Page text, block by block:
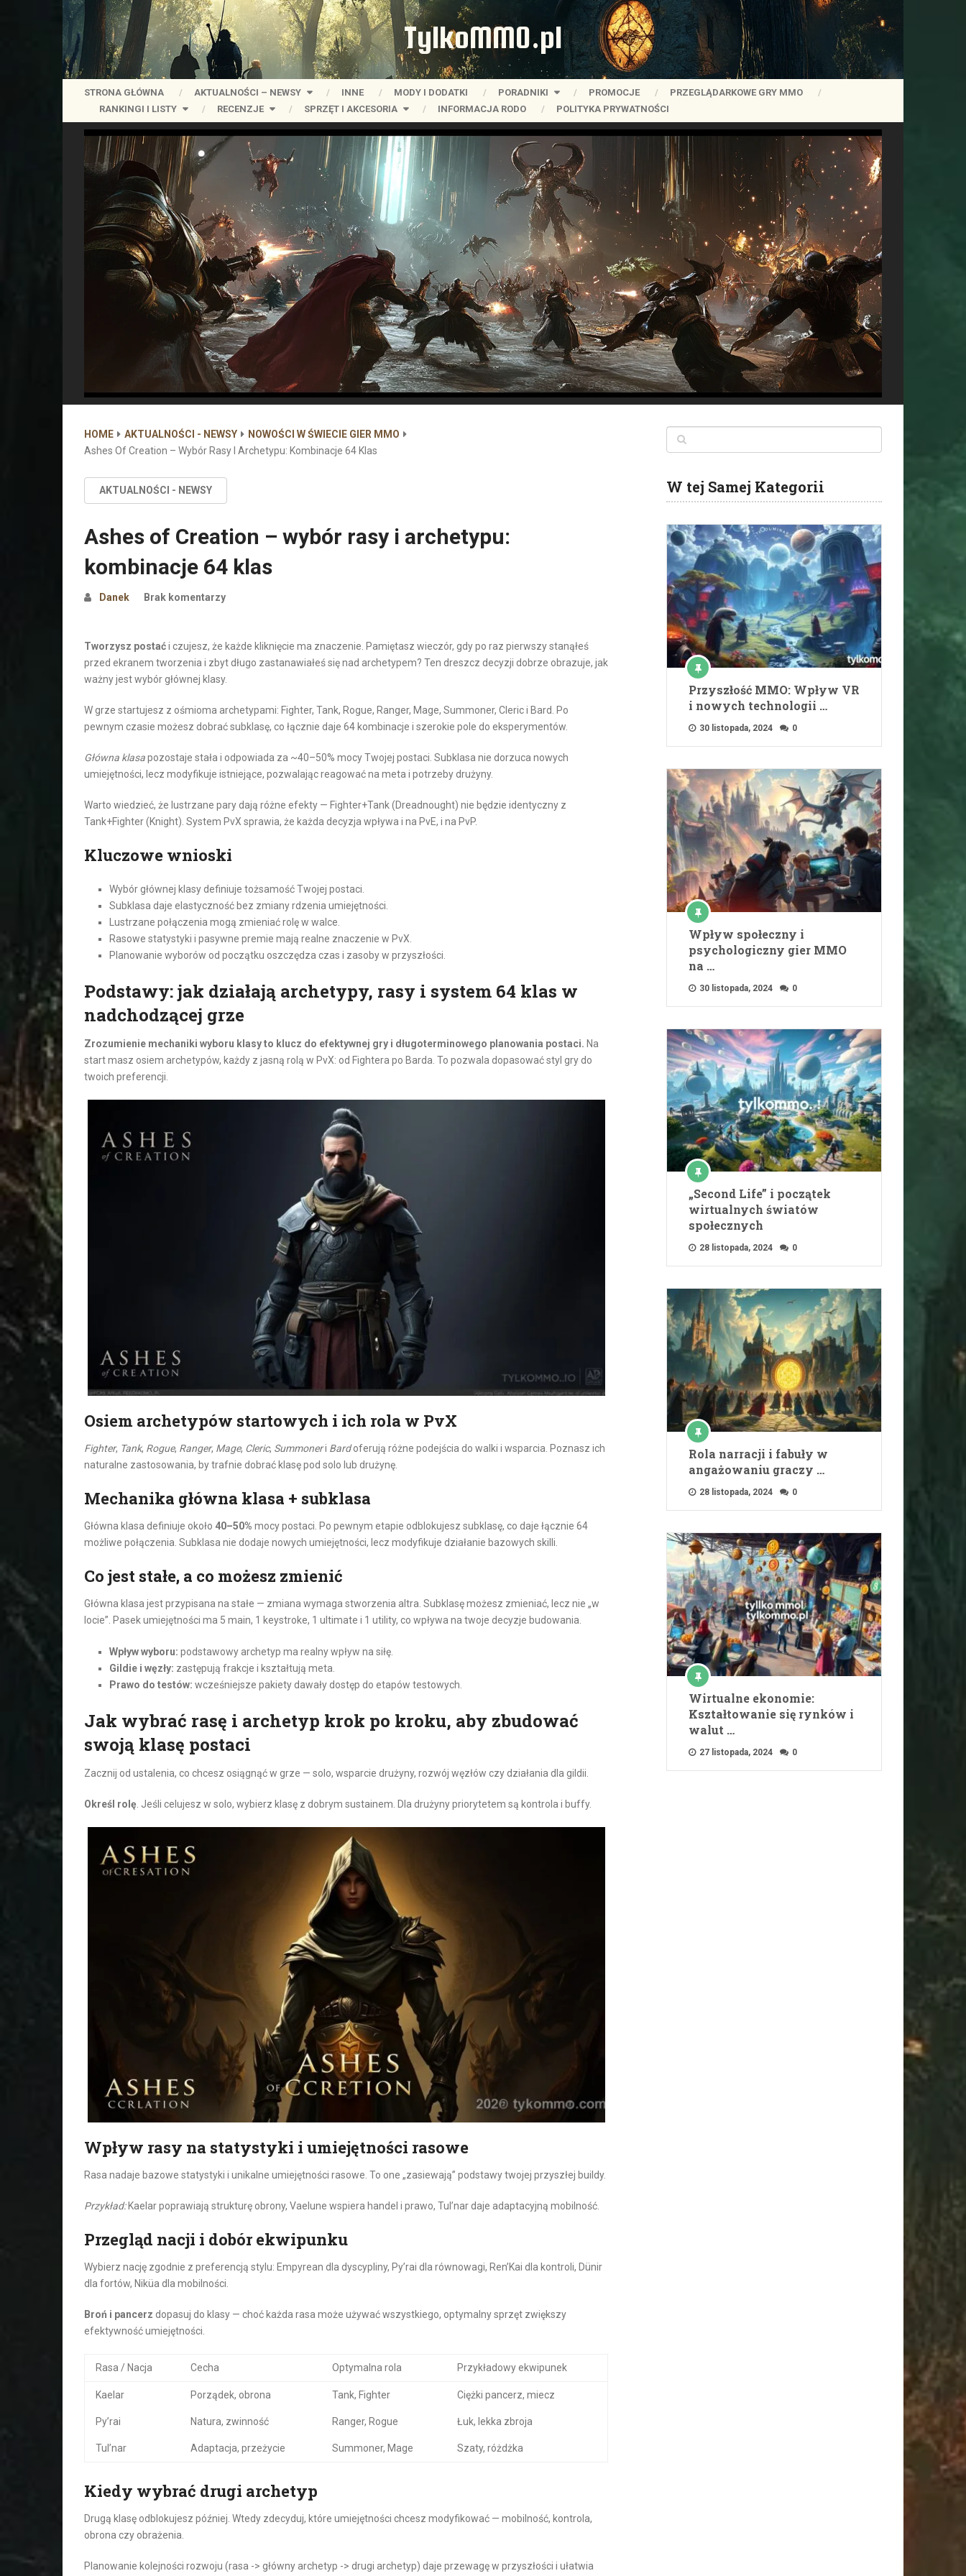
TylkoMMO.pl
STRONA GŁÓWNA AKTUALNOŚCI – NEWSY INNE MODY I DODATKI PORADNIKI PROMOCJE
PRZEGLĄDARKOWE GRY MMO
RANKINGI I LISTY
RECENZJE SPRZĘT I AKCESORIA INFORMACJA RODO POLITYKA PRYWATNOŚCI
HOME AKTUALNOŚCI - NEWSY
NOWOŚCI W ŚWIECIE GIER MMO
Ashes Of Creation – Wybór Rasy I Archetypu: Kombinacje 64 Klas
AKTUALNOŚCI - NEWSY
Ashes of Creation – wybór rasy i archetypu:
kombinacje 64 klas
Danek Brak komentarzy
Tworzysz postaći czujesz, że każde kliknięcie ma znaczenie. Pamiętasz wieczór, gdy po raz pierwszy stanąłeś
przed ekranem tworzenia i zbyt długo zastanawiałeś się nad archetypem? Ten dreszcz decyzji dobrze obrazuje, jak
ważny jest wybór głównej klasy.
W grze startujesz z ośmioma archetypami: Fighter, Tank, Rogue, Ranger, Mage, Summoner, Cleric i Bard. Po
pewnym czasie możesz dobrać subklasę, co łącznie daje 64 kombinacje i szerokie pole do eksperymentów.
Główna klasapozostaje stała i odpowiada za ~40–50% mocy Twojej postaci. Subklasa nie dorzuca nowych
umiejętności, lecz modyfikuje istniejące, pozwalając reagować na meta i potrzeby drużyny.
Warto wiedzieć, że lustrzane pary dają różne efekty — Fighter+Tank (Dreadnought) nie będzie identyczny z
Tank+Fighter (Knight). System PvX sprawia, że każda decyzja wpływa i na PvE, i na PvP.
Kluczowe wnioski
Wybór głównej klasy definiuje tożsamość Twojej postaci.
Subklasa daje elastyczność bez zmiany rdzenia umiejętności.
Lustrzane połączenia mogą zmieniać rolę w walce.
Rasowe statystyki i pasywne premie mają realne znaczenie w PvX.
Planowanie wyborów od początku oszczędza czas i zasoby w przyszłości.
Podstawy: jak działają archetypy, rasy i system 64 klas w
nadchodzącej grze
Zrozumienie mechaniki wyboru klasy to klucz do efektywnej gry i długoterminowego planowania postaci. Na
start masz osiem archetypów, każdy z jasną rolą w PvX: od Fightera po Barda. To pozwala dopasować styl gry do
twoich preferencji.
Osiem archetypów startowych i ich rola w PvX
Fighter, Tank, Rogue, Ranger, Mage, Cleric, Summoneri Bardoferują różne podejścia do walki i wsparcia. Poznasz ich
naturalne zastosowania, by trafnie dobrać klasę pod solo lub drużynę.
Mechanika główna klasa + subklasa
Główna klasa definiuje około 40–50% mocy postaci. Po pewnym etapie odblokujesz subklasę, co daje łącznie 64
możliwe połączenia. Subklasa nie dodaje nowych umiejętności, lecz modyfikuje działanie bazowych skilli.
Co jest stałe, a co możesz zmienić
Główna klasa jest przypisana na stałe — zmiana wymaga stworzenia altra. Subklasę możesz zmieniać, lecz nie „w
locie”. Pasek umiejętności ma 5 main, 1 keystroke, 1 ultimate i 1 utility, co wpływa na twoje decyzje budowania.
Wpływ wyboru: podstawowy archetyp ma realny wpływ na siłę.
Gildie i węzły: zastępują frakcje i kształtują meta.
Prawo do testów: wcześniejsze pakiety dawały dostęp do etapów testowych.
Jak wybrać rasę i archetyp krok po kroku, aby zbudować
swoją klasę postaci
Zacznij od ustalenia, co chcesz osiągnąć w grze — solo, wsparcie drużyny, rozwój węzłów czy działania dla gildii.
Określ rolę . Jeśli celujesz w solo, wybierz klasę z dobrym sustainem. Dla drużyny priorytetem są kontrola i buffy.
Wpływ rasy na statystyki i umiejętności rasowe
Rasa nadaje bazowe statystyki i unikalne umiejętności rasowe. To one „zasiewają” podstawy twojej przyszłej buildy.
Przykład:Kaelar poprawiają strukturę obrony, Vaelune wspiera handel i prawo, Tul’nar daje adaptacyjną mobilność.
Przegląd nacji i dobór ekwipunku
Wybierz nację zgodnie z preferencją stylu: Empyrean dla dyscypliny, Py’rai dla równowagi, Ren’Kai dla kontroli, Dünir
dla fortów, Niküa dla mobilności.
Broń i pancerz dopasuj do klasy — choć każda rasa może używać wszystkiego, optymalny sprzęt zwiększy
efektywność umiejętności.
Rasa / Nacja Cecha Optymalna rola Przykładowy ekwipunek
Kaelar Porządek, obrona Tank, Fighter Ciężki pancerz, miecz
Py’rai Natura, zwinność Ranger, Rogue Łuk, lekka zbroja
Tul’nar Adaptacja, przeżycie Summoner, Mage Szaty, różdżka
Kiedy wybrać drugi archetyp
Drugą klasę odblokujesz później. Wtedy zdecyduj, które umiejętności chcesz modyfikować — mobilność, kontrola,
obrona czy obrażenia.
Planowanie kolejności rozwoju (rasa -> główny archetyp -> drugi archetyp) daje przewagę w przyszłości i ułatwia
W tej Samej Kategorii
Przyszłość MMO: Wpływ VR
i nowych technologii …
30 listopada, 2024 0
Wpływ społeczny i
psychologiczny gier MMO
na …
30 listopada, 2024 0
„Second Life” i początek
wirtualnych światów
społecznych
28 listopada, 2024 0
Rola narracji i fabuły w
angażowaniu graczy …
28 listopada, 2024 0
Wirtualne ekonomie:
Kształtowanie się rynków i
walut …
27 listopada, 2024 0